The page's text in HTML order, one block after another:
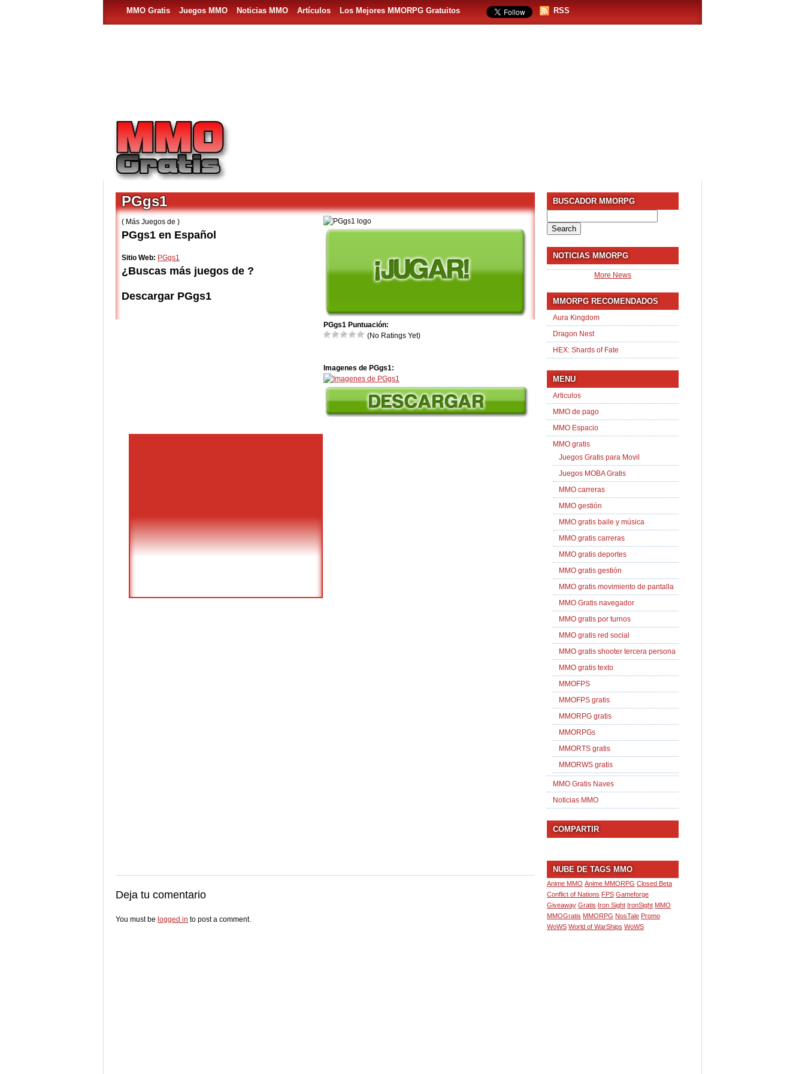
MMO Gratis Juegos MMO Noticias MMO Artículos Los Mejores MMORPG Gratuitos RSS
PGgs1 Puntuación:
(No Ratings Yet)
Imagenes de PGgs1:
PGgs1
( Más Juegos de )
PGgs1 en Español
Sitio Web: PGgs1
¿Buscas más juegos de ?
Descargar PGgs1
Deja tu comentario
You must be logged in to post a comment.
BUSCADOR MMORPG
for:
NOTICIAS MMORPG
More News
MMORPG RECOMENDADOS
Aura Kingdom
Dragon Nest
HEX: Shards of Fate
MENU
Articulos
MMO de pago
MMO Espacio
MMO gratis
Juegos Gratis para Movil
Juegos MOBA Gratis
MMO carreras
MMO gestión
MMO gratis baile y música
MMO gratis carreras
MMO gratis deportes
MMO gratis gestión
MMO gratis movimiento de pantalla
MMO Gratis navegador
MMO gratis por turnos
MMO gratis red social
MMO gratis shooter tercera persona
MMO gratis texto
MMOFPS
MMOFPS gratis
MMORPG gratis
MMORPGs
MMORTS gratis
MMORWS gratis
MMO Gratis Naves
Noticias MMO
COMPARTIR
NUBE DE TAGS MMO
Anime MMO Anime MMORPG Closed Beta
Conflict of Nations FPS Gameforge
Giveaway Gratis Iron Sight IronSight MMO
MMOGratis MMORPG NosTale Promo
WoWS World of WarShips WoWS